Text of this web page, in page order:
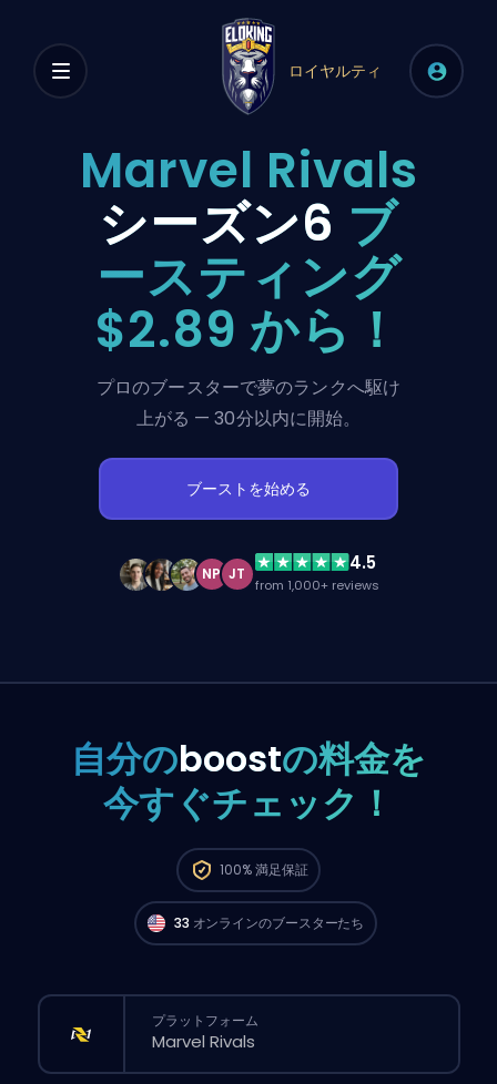
ロイヤルティ
Marvel Rivals
シーズン6 ブ
ースティング
$2.89 から！
プロのブースターで夢のランクへ駆け
上がる — 30分以内に開始。
ブーストを始める
NP JT 4.5
from 1,000+ reviews
自分のboostの料金を
今すぐチェック！
100%満足保証
33 オンラインのブースターたち
プラットフォーム